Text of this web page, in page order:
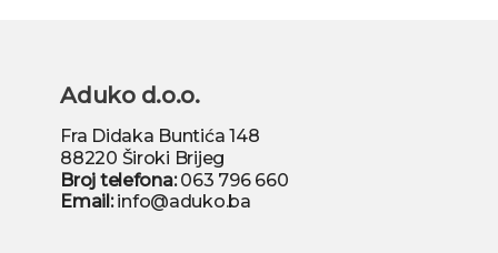
Aduko d.o.o.
Fra Didaka Buntića 148
88220 Široki Brijeg
Broj telefona:063 796 660
Email:info@aduko.ba